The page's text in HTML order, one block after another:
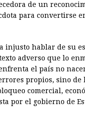
de un
para convertirse
injusto hablar de su
adverso que lo
el país no
propios, sino de
comercial,
por el gobierno de